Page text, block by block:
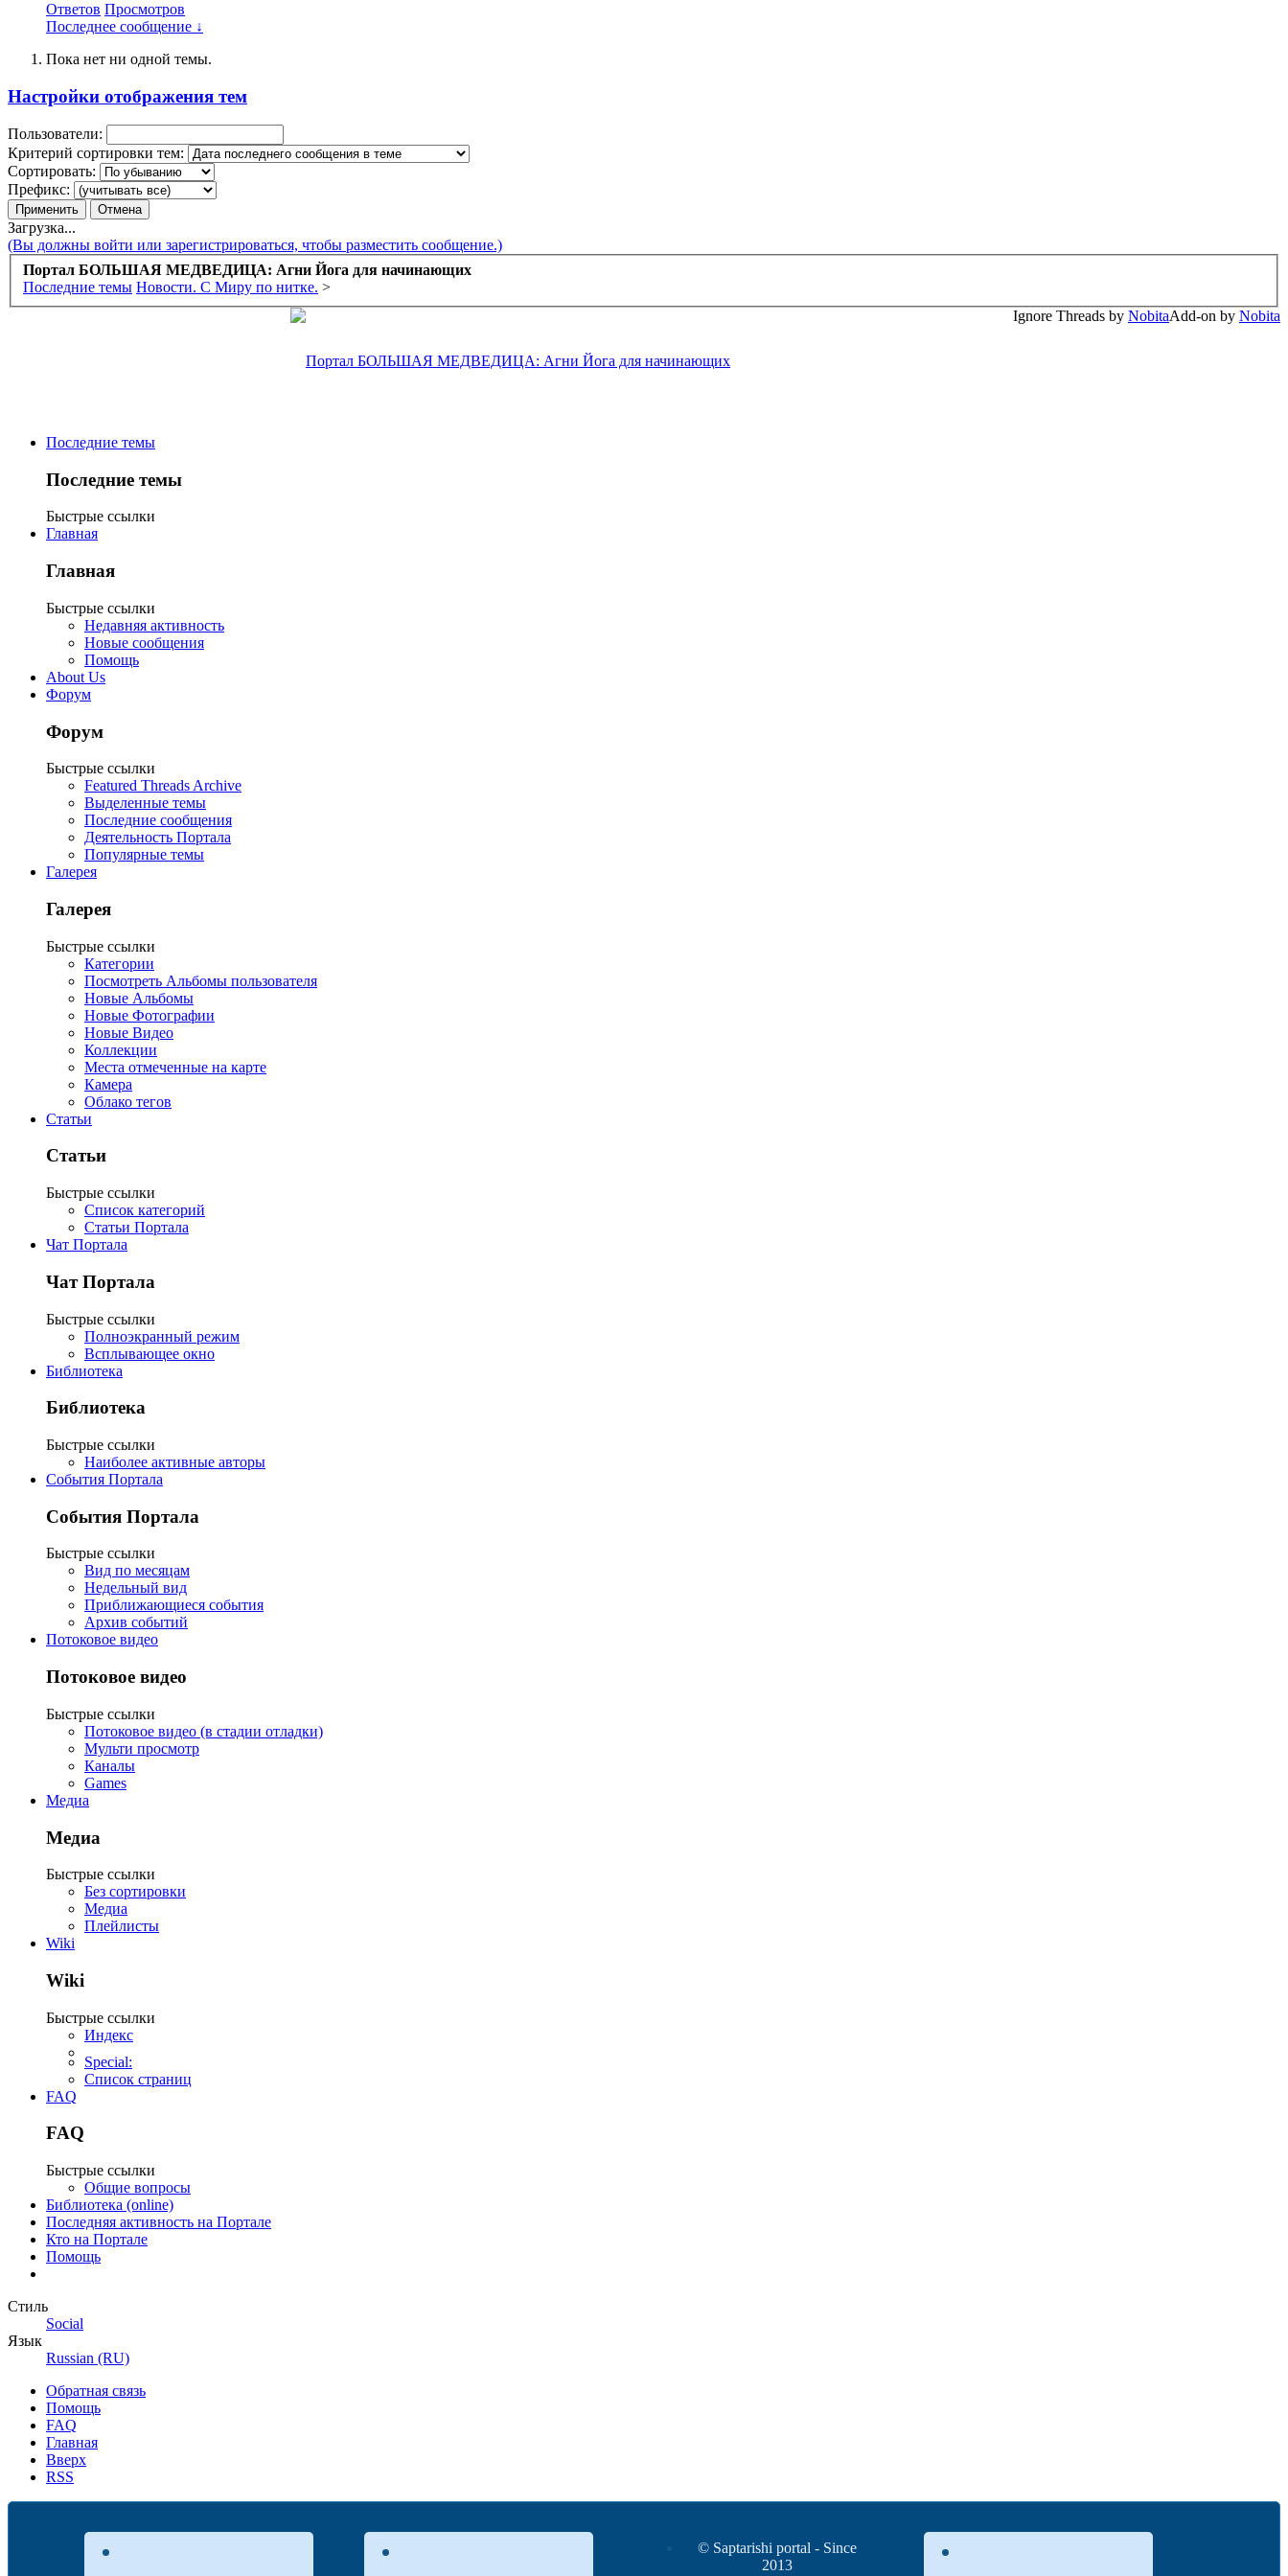
Ответов Просмотров
Последнее сообщение ↓
Пока нет ни одной темы.
Настройки отображения тем
Пользователи:
Критерий сортировки тем:
Сортировать:
Префикс:
Загрузка...
(Вы должны войти или зарегистрироваться, чтобы разместить сообщение.)
Портал БОЛЬШАЯ МЕДВЕДИЦА: Агни Йога для начинающих
Последние темы Новости. С Миру по нитке. >
Add-on by Nobita
Ignore Threads by Nobita
Последние темы
Последние темы
Быстрые ссылки
Главная
Главная
Быстрые ссылки
Недавняя активность
Новые сообщения
Помощь
About Us
Форум
Форум
Быстрые ссылки
Featured Threads Archive
Выделенные темы
Последние сообщения
Деятельность Портала
Популярные темы
Галерея
Галерея
Быстрые ссылки
Категории
Посмотреть Альбомы пользователя
Новые Альбомы
Новые Фотографии
Новые Видео
Коллекции
Места отмеченные на карте
Камера
Облако тегов
Статьи
Статьи
Быстрые ссылки
Список категорий
Статьи Портала
Чат Портала
Чат Портала
Быстрые ссылки
Полноэкранный режим
Всплывающее окно
Библиотека
Библиотека
Быстрые ссылки
Наиболее активные авторы
События Портала
События Портала
Быстрые ссылки
Вид по месяцам
Недельный вид
Приближающиеся события
Архив событий
Потоковое видео
Потоковое видео
Быстрые ссылки
Потоковое видео (в стадии отладки)
Мульти просмотр
Каналы
Games
Медиа
Медиа
Быстрые ссылки
Без сортировки
Медиа
Плейлисты
Wiki
Wiki
Быстрые ссылки
Индекс
Special:
Список страниц
FAQ
FAQ
Быстрые ссылки
Общие вопросы
Библиотека (online)
Последняя активность на Портале
Кто на Портале
Помощь
Стиль
Social
Язык
Russian (RU)
Обратная связь
Помощь
FAQ
Главная
Вверх
RSS
© Saptarishi portal - Since
2013